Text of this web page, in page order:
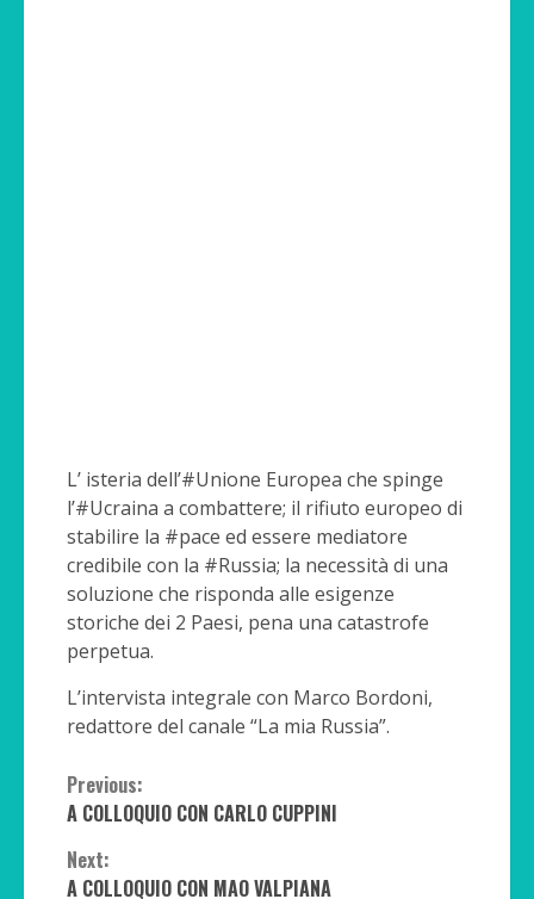
L’ isteria dell’#Unione Europea che spinge
l’#Ucraina a combattere; il rifiuto europeo di
stabilire la #pace ed essere mediatore
credibile con la #Russia; la necessità di una
soluzione che risponda alle esigenze
storiche dei 2 Paesi, pena una catastrofe
perpetua.
L’intervista integrale con Marco Bordoni,
redattore del canale “La mia Russia”.
Continue
Reading
Previous:
A COLLOQUIO CON CARLO CUPPINI
Next:
A COLLOQUIO CON MAO VALPIANA